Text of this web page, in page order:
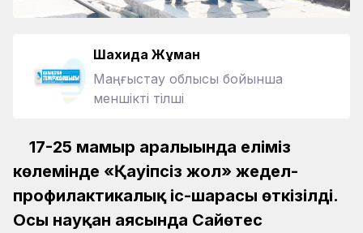
Шахида Жұман
Маңғыстау облысы бойынша
меншікті тілші
17-25 мамыр аралығында еліміз
көлемінде «Қауіпсіз жол» жедел-
профилактикалық іс-шарасы өткізілді.
Осы науқан аясында Сайөтес